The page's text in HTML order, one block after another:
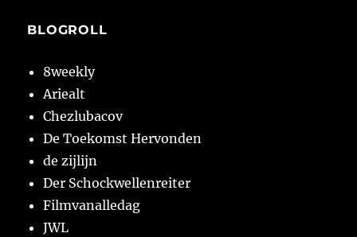
BLOGROLL
8weekly
Ariealt
Chezlubacov
De Toekomst Hervonden
de zijlijn
Der Schockwellenreiter
Filmvanalledag
JWL